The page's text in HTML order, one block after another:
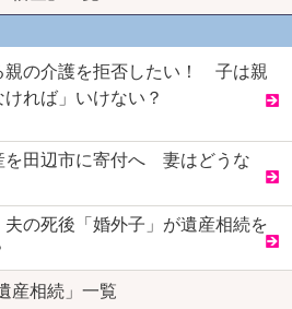
親の介護を拒否したい！ 子は親
れば」いけない？
を田辺市に寄付へ 妻はどうな
夫の死後「婚外子」が遺産相続を
産相続」一覧